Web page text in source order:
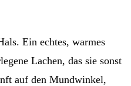
Ein echtes, warmes
Lachen, das sie sonst
auf den Mundwinkel,